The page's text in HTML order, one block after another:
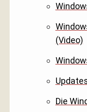
(Video)
Die